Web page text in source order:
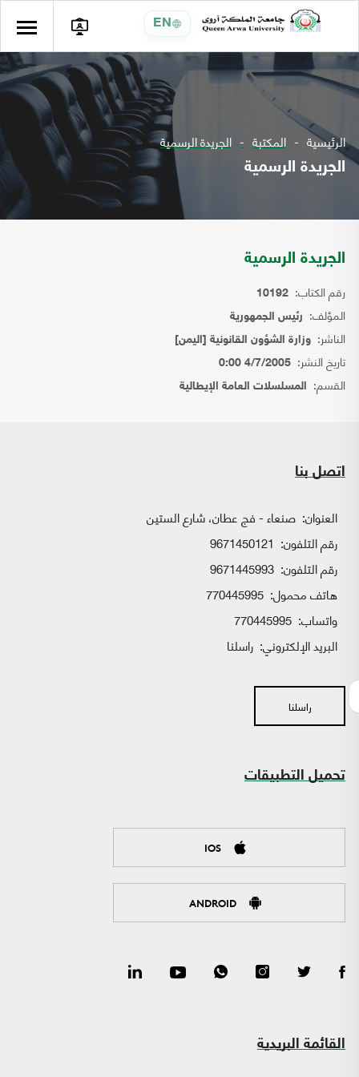
EN
الرئيسية المكتبة الجريدة الرسمية
الجريدة الرسمية
الجريدة الرسمية
رقم الكتاب: 10192
المؤلف: رئيس الجمهورية
الناشر: وزارة الشؤون القانونية [اليمن]
تاريخ النشر: 4/7/2005 0:00
القسم: المسلسلات العامة الإيطالية
اتصل بنا
العنوان: صنعاء - فج عطان، شارع الستين
رقم التلفون: 9671450121
رقم التلفون: 9671445993
هاتف محمول: 770445995
واتساب:
البريد الإلكتروني: راسلنا
راسلنا
تحميل التطبيقات
IOS
ANDROID
القائمة البريدية